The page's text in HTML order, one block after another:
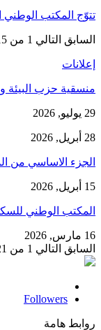
تتوّج المكتب الوطني
السابق التالي 1 من 15
إعلانات
منسقية حزب البيئة
29 يوليو, 2026
28 أبريل, 2026
الجزء الاساسي من
15 أبريل, 2026
المكتب الوطني
16 مارس, 2026
السابق التالي 1 من 21
Followers
روابط هامة